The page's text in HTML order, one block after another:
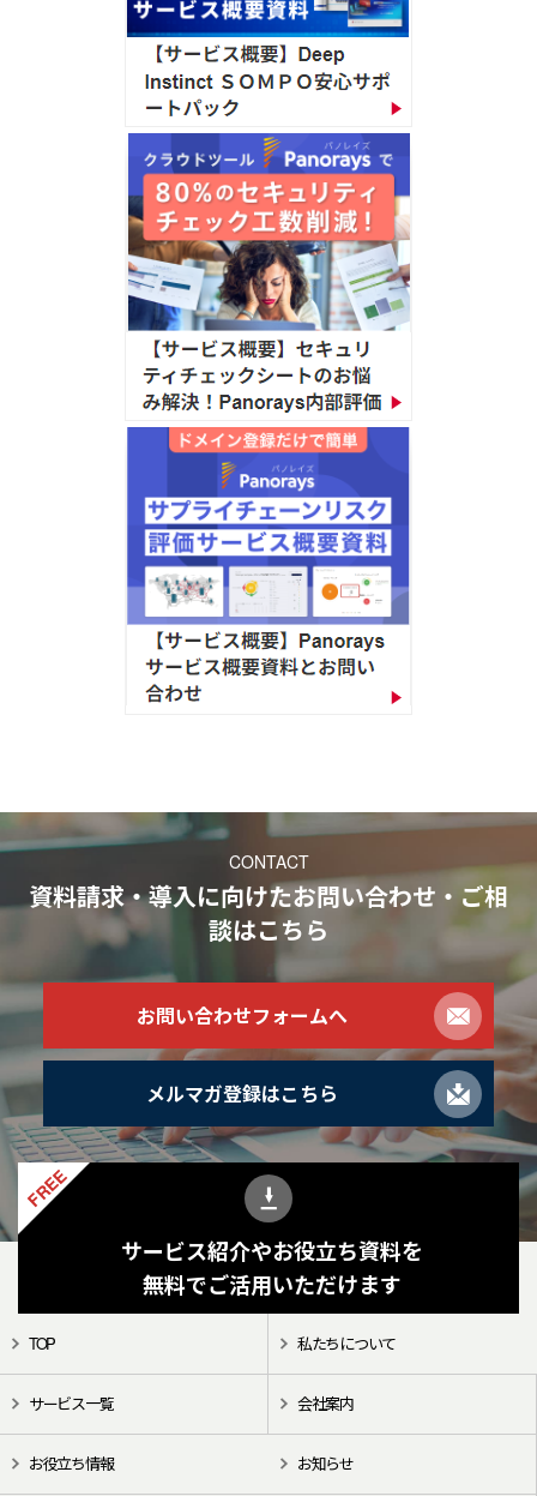
CONTACT
資料請求・導入に向けたお問い合わせ・ご相
談はこちら
お問い合わせフォームへ
メルマガ登録はこちら
FREE
サービス紹介やお役立ち資料を
無料でご活用いただけます
TOP 私たちについて
サービス一覧 会社案内
お役立ち情報 お知らせ